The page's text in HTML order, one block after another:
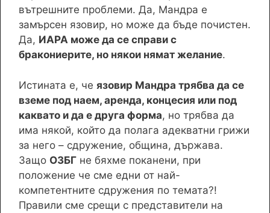
вътрешните проблеми. Да, Мандра е
замърсен язовир, но може да бъде почистен.
Да, ИАРА може да се справи с
бракониерите, но някои нямат желание.
Истината е, че язовир Мандра трябва да се
вземе под наем, аренда, концесия или под
каквато и да е друга форма, но трябва да
има някой, който да полага адекватни грижи
за него – сдружение, община, държава.
Защо ОЗБГ не бяхме поканени, при
положение че сме едни от най-
компетентните сдружения по темата?!
Правили сме срещи с представители на